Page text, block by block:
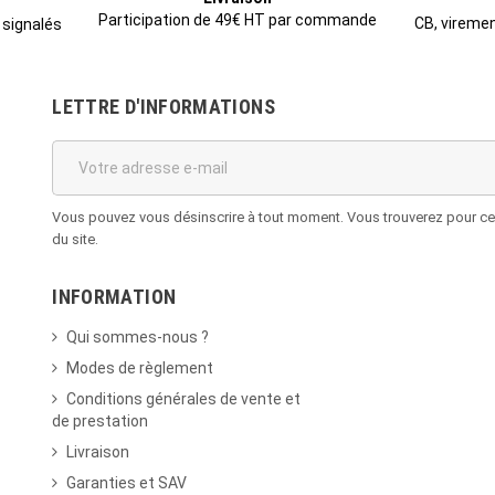
Participation de 49€ HT par commande
CB,
LETTRE D'INFORMATIONS
Vous pouvez vous désinscrire à tout moment. Vous trouverez pour
du site.
INFORMATION
Qui sommes-nous ?
Modes de règlement
Conditions générales de vente et
de prestation
Livraison
Garanties et SAV